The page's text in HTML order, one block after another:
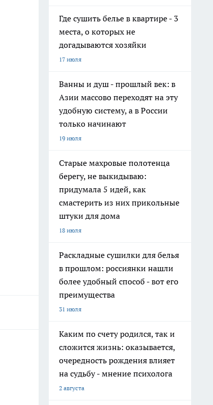
Где сушить белье в квартире - 3
места, о которых не
догадываются хозяйки
17 июля
Ванны и душ - прошлый век: в
Азии массово переходят на эту
удобную систему, а в России
только начинают
19 июля
Старые махровые полотенца
берегу, не выкидываю:
придумала 5 идей, как
смастерить из них прикольные
штуки для дома
18 июля
Раскладные сушилки для белья
в прошлом: россиянки нашли
более удобный способ - вот его
преимущества
31 июля
Каким по счету родился, так и
сложится жизнь: оказывается,
очередность рождения влияет
на судьбу - мнение психолога
2 августа